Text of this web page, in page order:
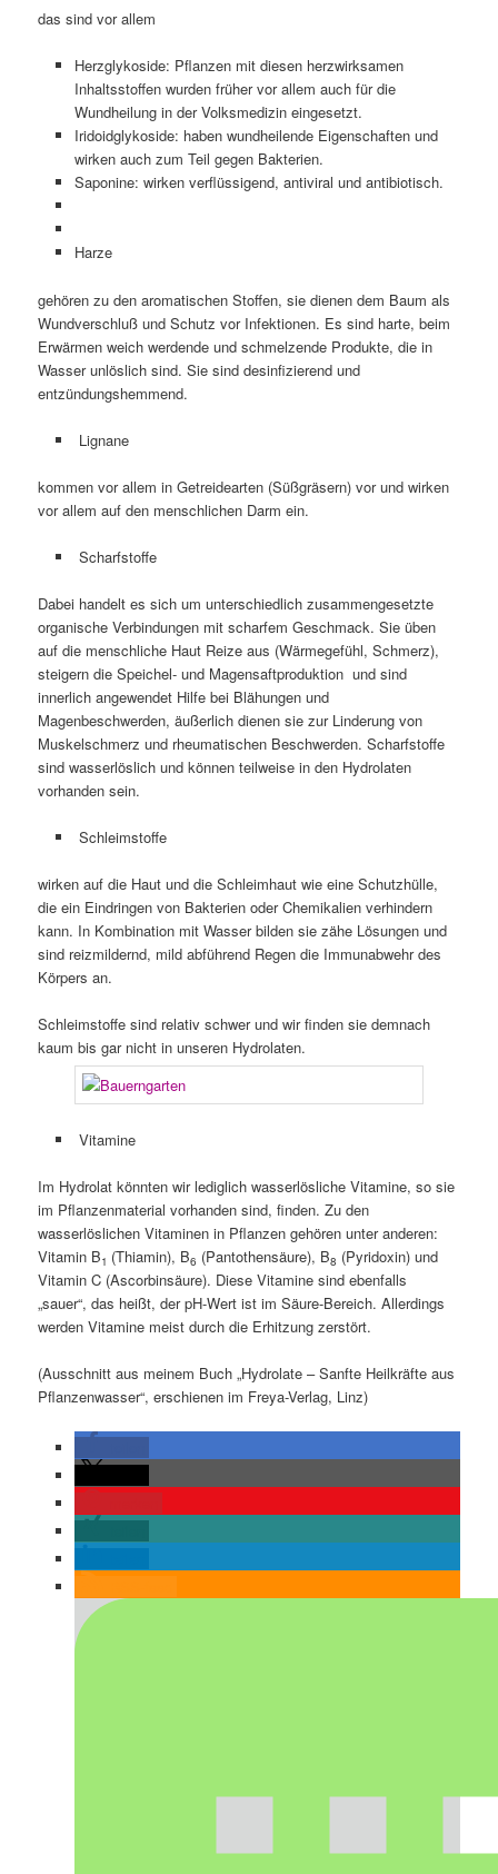
das sind vor allem
Herzglykoside: Pflanzen mit diesen herzwirksamen
Inhaltsstoffen wurden früher vor allem auch für die
Wundheilung in der Volksmedizin eingesetzt.
Iridoidglykoside: haben wundheilende Eigenschaften und
wirken auch zum Teil gegen Bakterien.
Saponine: wirken verflüssigend, antiviral und antibiotisch.
Harze
gehören zu den aromatischen Stoffen, sie dienen dem Baum als
Wundverschluß und Schutz vor Infektionen. Es sind harte, beim
Erwärmen weich werdende und schmelzende Produkte, die in
Wasser unlöslich sind. Sie sind desinfizierend und
entzündungshemmend.
Lignane
kommen vor allem in Getreidearten (Süßgräsern) vor und wirken
vor allem auf den menschlichen Darm ein.
Scharfstoffe
Dabei handelt es sich um unterschiedlich zusammengesetzte
organische Verbindungen mit scharfem Geschmack. Sie üben
auf die menschliche Haut Reize aus (Wärmegefühl, Schmerz),
steigern die Speichel- und Magensaftproduktion und sind
innerlich angewendet Hilfe bei Blähungen und
Magenbeschwerden, äußerlich dienen sie zur Linderung von
Muskelschmerz und rheumatischen Beschwerden. Scharfstoffe
sind wasserlöslich und können teilweise in den Hydrolaten
vorhanden sein.
Schleimstoffe
wirken auf die Haut und die Schleimhaut wie eine Schutzhülle,
die ein Eindringen von Bakterien oder Chemikalien verhindern
kann. In Kombination mit Wasser bilden sie zähe Lösungen und
sind reizmildernd, mild abführend Regen die Immunabwehr des
Körpers an.
Schleimstoffe sind relativ schwer und wir finden sie demnach
kaum bis gar nicht in unseren Hydrolaten.
Vitamine
Im Hydrolat könnten wir lediglich wasserlösliche Vitamine, so sie
im Pflanzenmaterial vorhanden sind, finden. Zu den
wasserlöslichen Vitaminen in Pflanzen gehören unter anderen:
Vitamin B1 (Thiamin), B6 (Pantothensäure), B8 (Pyridoxin) und
Vitamin C (Ascorbinsäure). Diese Vitamine sind ebenfalls
„sauer“, das heißt, der pH-Wert ist im Säure-Bereich. Allerdings
werden Vitamine meist durch die Erhitzung zerstört.
(Ausschnitt aus meinem Buch „Hydrolate – Sanfte Heilkräfte aus
Pflanzenwasser“, erschienen im Freya-Verlag, Linz)